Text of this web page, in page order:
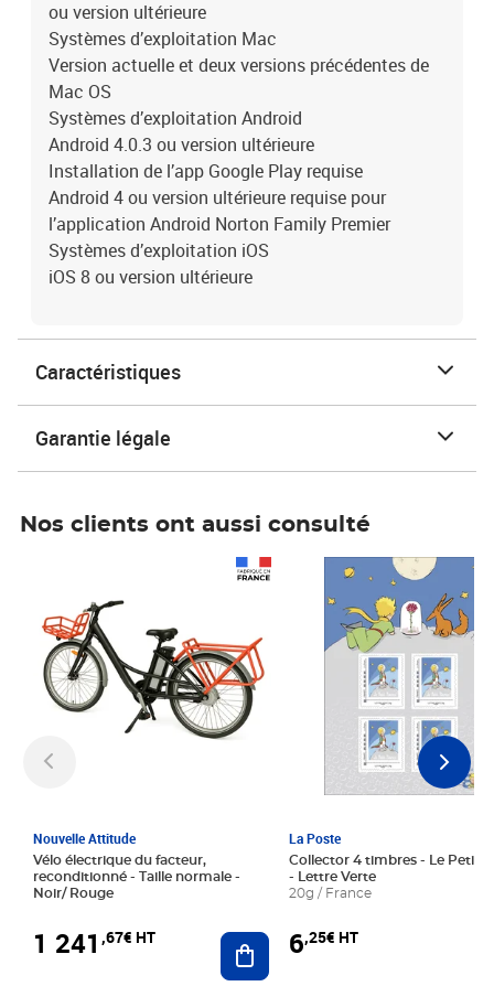
ou version ultérieure
Systèmes d’exploitation Mac
Version actuelle et deux versions précédentes de
Mac OS
Systèmes d’exploitation Android
Android 4.0.3 ou version ultérieure
Installation de l’app Google Play requise
Android 4 ou version ultérieure requise pour
l’application Android Norton Family Premier
Systèmes d’exploitation iOS
iOS 8 ou version ultérieure
Caractéristiques
Garantie légale
Nos clients ont aussi consulté
Nouvelle Attitude
Vélo électrique du facteur,
reconditionné - Taille normale -
Noir/ Rouge
1 241 ,67€ HT Ajouter au panier
La Poste
Collector 4 timbres - Le Petit
- Lettre Verte
20g / France
6,25€ HT
Prix 6,25€ HT